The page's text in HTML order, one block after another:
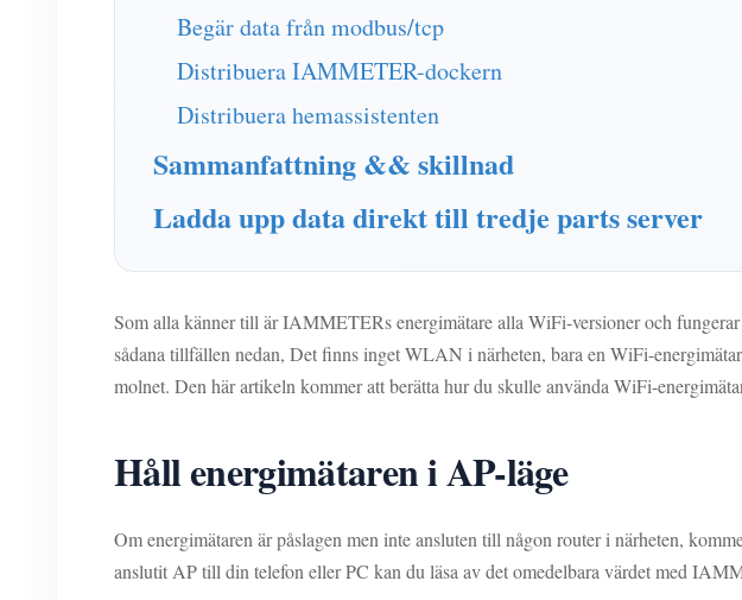
Begär data från modbus/tcp
Distribuera IAMMETER-dockern
Distribuera hemassistenten
Sammanfattning && skillnad
Ladda upp data direkt till tredje parts server
Som alla känner till är IAMMETERs energimätare alla WiFi-versioner och
sådana tillfällen nedan, Det finns inget WLAN i närheten, bara en WiFi-
molnet. Den här artikeln kommer att berätta hur du skulle använda WiFi-
Håll energimätaren i AP-läge
Om energimätaren är påslagen men inte ansluten till någon router i närheten,
anslutit AP till din telefon eller PC kan du läsa av det omedelbara värdet med